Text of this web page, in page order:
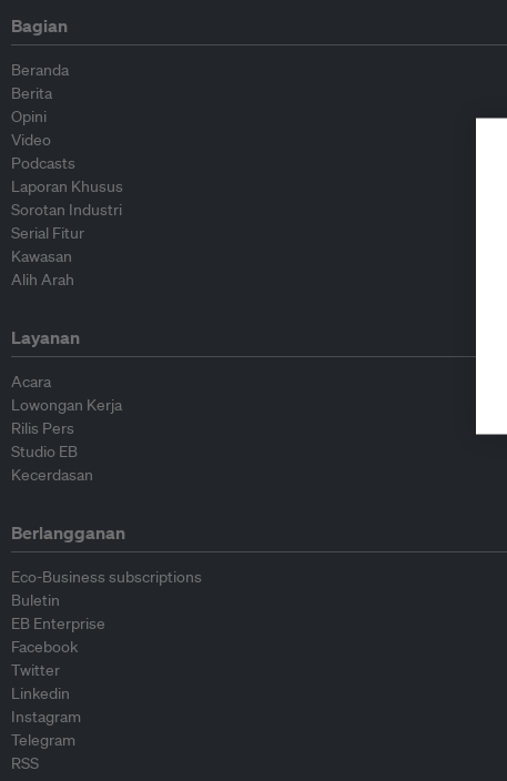
Bagian
Beranda
Berita
Opini
Video
Podcasts
Laporan Khusus
Sorotan Industri
Serial Fitur
Kawasan
Alih Arah
Layanan
Acara
Lowongan Kerja
Rilis Pers
Studio EB
Kecerdasan
Berlangganan
Eco-Business subscriptions
Buletin
EB Enterprise
Facebook
Twitter
Linkedin
Instagram
Telegram
RSS